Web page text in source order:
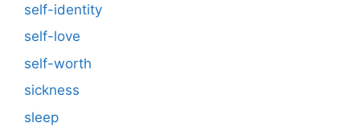
self-identity
self-love
self-worth
sickness
sleep